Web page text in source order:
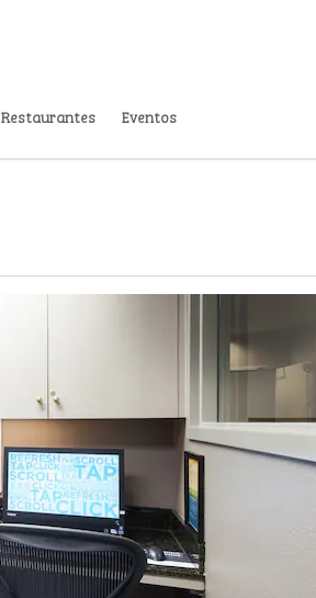
Restaurantes Eventos